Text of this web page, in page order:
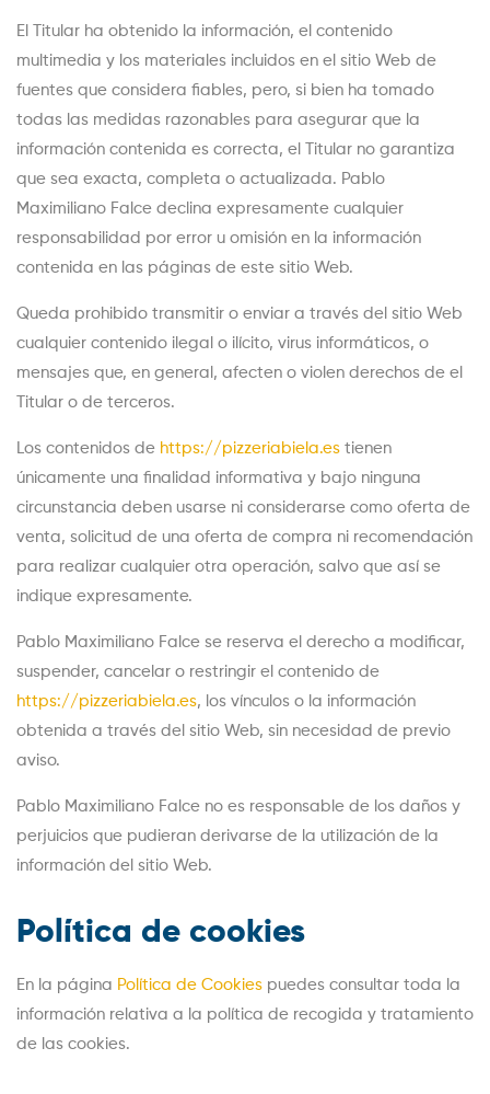
El Titular ha obtenido la información, el contenido
multimedia y los materiales incluidos en el sitio Web de
fuentes que considera fiables, pero, si bien ha tomado
todas las medidas razonables para asegurar que la
información contenida es correcta, el Titular no garantiza
que sea exacta, completa o actualizada. Pablo
Maximiliano Falce declina expresamente cualquier
responsabilidad por error u omisión en la información
contenida en las páginas de este sitio Web.
Queda prohibido transmitir o enviar a través del sitio Web
cualquier contenido ilegal o ilícito, virus informáticos, o
mensajes que, en general, afecten o violen derechos de el
Titular o de terceros.
Los contenidos de https://pizzeriabiela.es tienen
únicamente una finalidad informativa y bajo ninguna
circunstancia deben usarse ni considerarse como oferta de
venta, solicitud de una oferta de compra ni recomendación
para realizar cualquier otra operación, salvo que así se
indique expresamente.
Pablo Maximiliano Falce se reserva el derecho a modificar,
suspender, cancelar o restringir el contenido de
https://pizzeriabiela.es, los vínculos o la información
obtenida a través del sitio Web, sin necesidad de previo
aviso.
Pablo Maximiliano Falce no es responsable de los daños y
perjuicios que pudieran derivarse de la utilización de la
información del sitio Web.
Política de cookies
En la página Política de Cookies puedes consultar toda la
información relativa a la política de recogida y tratamiento
de las cookies.